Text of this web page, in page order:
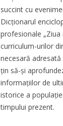
succint cu
Dicționarul
profesionale „Ziua
curriculum-urilor
necesară
țin să-și
informațiilor de
istorice a
timpului prezent.